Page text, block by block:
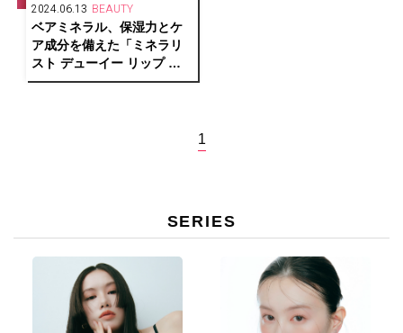
2024.06.13 BEAUTY
ベアミネラル、保湿力とケ
ア成分を備えた「ミネラリ
スト デューイー リップ バ
ーム」新登場
1
SERIES